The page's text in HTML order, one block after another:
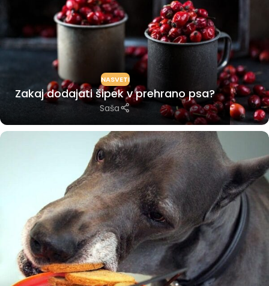
NASVETI
Zakaj dodajati šipek v prehrano psa?
Saša